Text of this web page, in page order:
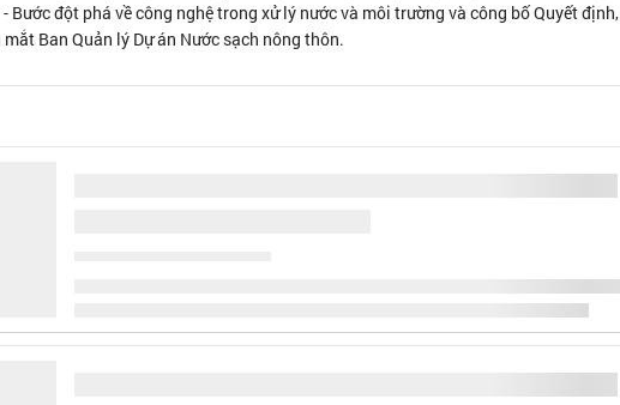
Bước đột phá về công nghệ trong xử lý nước và môi trường và công bố Quyết định,
mắt Ban Quản lý Dự án Nước sạch nông thôn.